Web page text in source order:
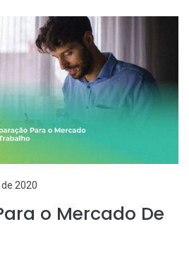
2020
o Mercado De